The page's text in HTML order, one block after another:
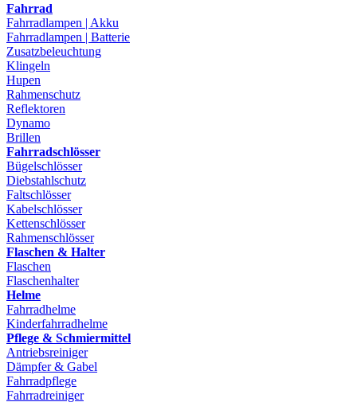
Fahrrad
Fahrradlampen | Akku
Fahrradlampen | Batterie
Zusatzbeleuchtung
Klingeln
Hupen
Rahmenschutz
Reflektoren
Dynamo
Brillen
Fahrradschlösser
Bügelschlösser
Diebstahlschutz
Faltschlösser
Kabelschlösser
Kettenschlösser
Rahmenschlösser
Flaschen & Halter
Flaschen
Flaschenhalter
Helme
Fahrradhelme
Kinderfahrradhelme
Pflege & Schmiermittel
Antriebsreiniger
Dämpfer & Gabel
Fahrradpflege
Fahrradreiniger